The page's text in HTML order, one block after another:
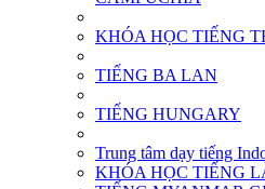
KHÓA HỌC TIẾNG
TIẾNG BA LAN
TIẾNG HUNGARY
Trung tâm dạy tiếng
KHÓA HỌC TIẾNG